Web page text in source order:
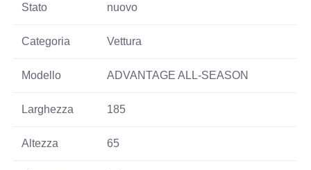
Stato nuovo
Categoria Vettura
Modello ADVANTAGE ALL-SEASON
Larghezza 185
Altezza 65